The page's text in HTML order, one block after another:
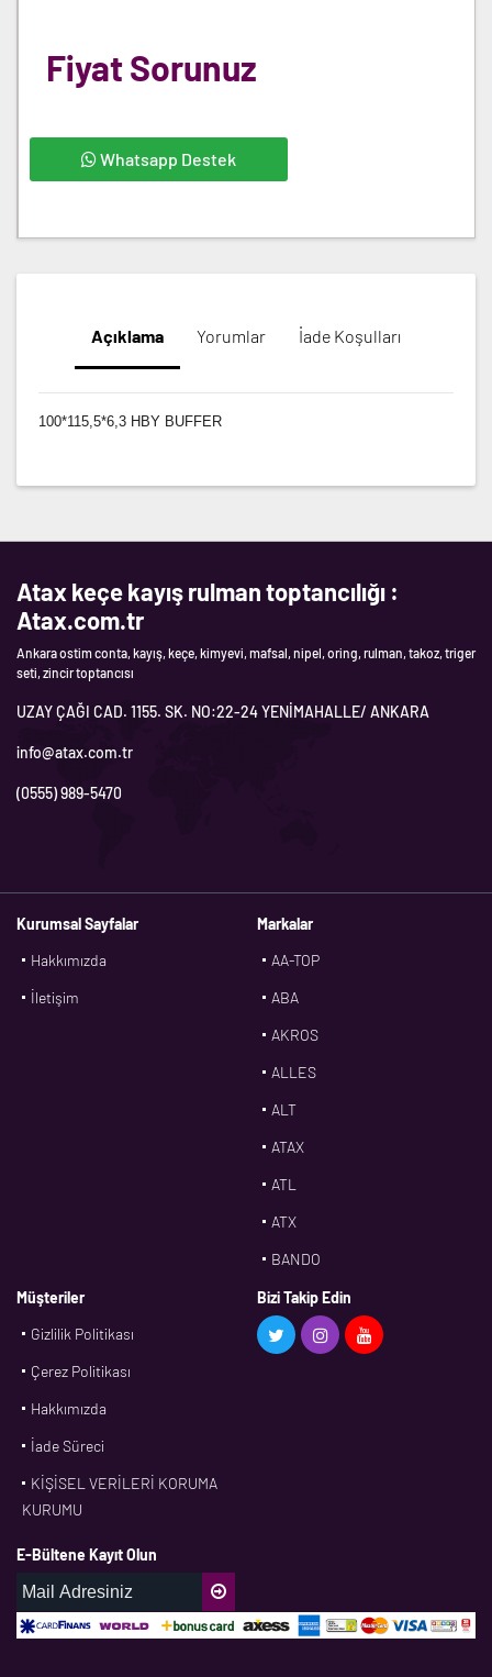
Fiyat Sorunuz
Whatsapp Destek
Açıklama Yorumlar İade Koşulları
100*115,5*6,3 HBY BUFFER
Atax keçe kayış rulman toptancılığı :
Atax.com.tr
Ankara ostim conta, kayış, keçe, kimyevi, mafsal, nipel, oring, rulman, takoz, triger
seti, zincir toptancısı
UZAY ÇAĞI CAD. 1155. SK. NO:22-24 YENİMAHALLE/ ANKARA
info@atax.com.tr
(0555) 989-5470
Kurumsal Sayfalar
Hakkımızda
İletişim
Markalar
AA-TOP
ABA
AKROS
ALLES
ALT
ATAX
ATL
ATX
BANDO
BMS
CDF
DPH
Müşteriler
Gizlilik Politikası
Çerez Politikası
Hakkımızda
İade Süreci
KİŞİSEL VERİLERİ KORUMA
KURUMU
Bizi Takip Edin
E-Bültene Kayıt Olun